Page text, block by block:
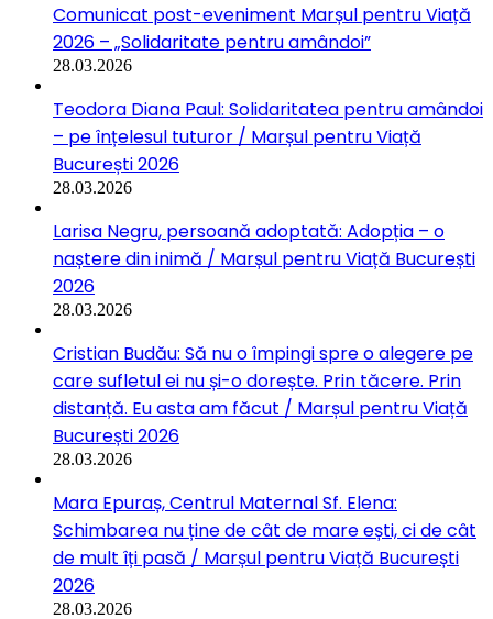
Comunicat post-eveniment Marșul pentru Viață
2026 – „Solidaritate pentru amândoi”
28.03.2026
Teodora Diana Paul: Solidaritatea pentru amândoi
– pe înțelesul tuturor / Marșul pentru Viață
București 2026
28.03.2026
Larisa Negru, persoană adoptată: Adopția – o
naștere din inimă / Marșul pentru Viață București
2026
28.03.2026
Cristian Budău: Să nu o împingi spre o alegere pe
care sufletul ei nu și-o dorește. Prin tăcere. Prin
distanță. Eu asta am făcut / Marșul pentru Viață
București 2026
28.03.2026
Mara Epuraș, Centrul Maternal Sf. Elena:
Schimbarea nu ține de cât de mare ești, ci de cât
de mult îți pasă / Marșul pentru Viață București
2026
28.03.2026